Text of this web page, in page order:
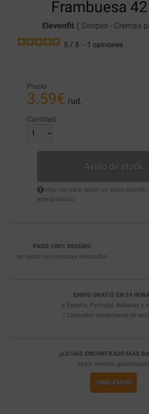
Frambuesa
Elevenfit ( Siropes - Cremas
5 / 5 - 1 opiniones
Precio
3.59€ /ud.
Cantidad
Aviso de stock
Haz clic para recibir un aviso cuando
este producto
PAGO 100% SEGURO
en todas tus compras realizadas
ENVÍO GRATIS EN 24
a España, Portugal, Baleares y
* Consultar condiciones de
¿LO HAS ENCONTRADO MÁS
Mejor servicio garantizado
¡HABLEMOS!